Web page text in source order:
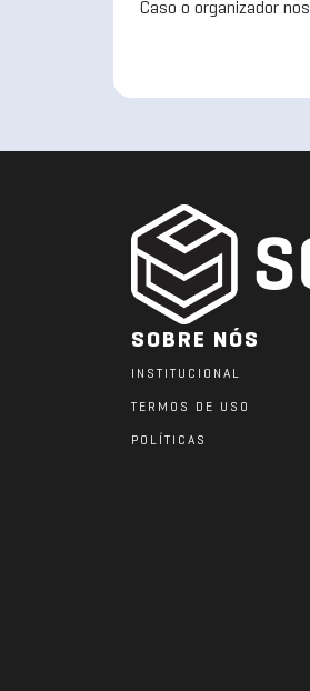
Caso o organizador
SOBRE NÓS
INSTITUCIONAL
TERMOS DE USO
POLÍTICAS